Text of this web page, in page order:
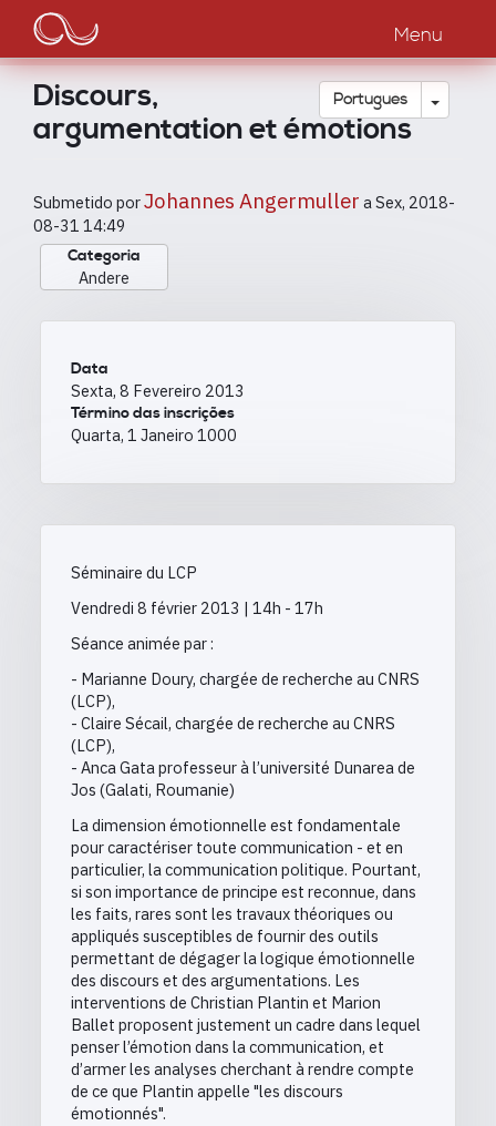
Passar
o
conteúdo
principal
Main
navigation
Menu
Português Toggle
Discours,
argumentation et émotions
Submetido porJohannes Angermuller aSex, 2018-
08-31 14:49
Categoria
Andere
Data
Sexta, 8 Fevereiro 2013
Término das inscrições
Quarta, 1 Janeiro 1000
Séminaire du LCP
Vendredi 8 février 2013 | 14h - 17h
Séance animée par :
- Marianne Doury, chargée de recherche au CNRS
(LCP),
- Claire Sécail, chargée de recherche au CNRS
(LCP),
- Anca Gata professeur à l’université Dunarea de
Jos (Galati, Roumanie)
La dimension émotionnelle est fondamentale
pour caractériser toute communication - et en
particulier, la communication politique. Pourtant,
si son importance de principe est reconnue, dans
les faits, rares sont les travaux théoriques ou
appliqués susceptibles de fournir des outils
permettant de dégager la logique émotionnelle
des discours et des argumentations. Les
interventions de Christian Plantin et Marion
Ballet proposent justement un cadre dans lequel
penser l’émotion dans la communication, et
d’armer les analyses cherchant à rendre compte
de ce que Plantin appelle "les discours
émotionnés".